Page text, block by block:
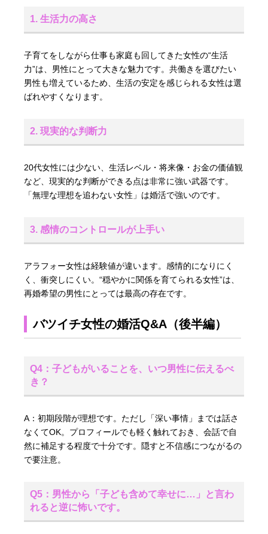
1. 生活力の高さ
子育てをしながら仕事も家庭も回してきた女性の“生活
力”は、男性にとって大きな魅力です。共働きを選びたい
男性も増えているため、生活の安定を感じられる女性は選
ばれやすくなります。
2. 現実的な判断力
20代女性には少ない、生活レベル・将来像・お金の価値観
など、現実的な判断ができる点は非常に強い武器です。
「無理な理想を追わない女性」は婚活で強いのです。
3. 感情のコントロールが上手い
アラフォー女性は経験値が違います。感情的になりにく
く、衝突しにくい。“穏やかに関係を育てられる女性”は、
再婚希望の男性にとっては最高の存在です。
バツイチ女性の婚活Q&A（後半編）
Q4：子どもがいることを、いつ男性に伝えるべ
き？
A：初期段階が理想です。ただし「深い事情」までは話さ
なくてOK。プロフィールでも軽く触れておき、会話で自
然に補足する程度で十分です。隠すと不信感につながるの
で要注意。
Q5：男性から「子ども含めて幸せに…」と言わ
れると逆に怖いです。